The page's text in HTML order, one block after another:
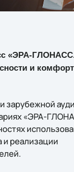
«ЭРА-
и
«ЭРА-
реализации